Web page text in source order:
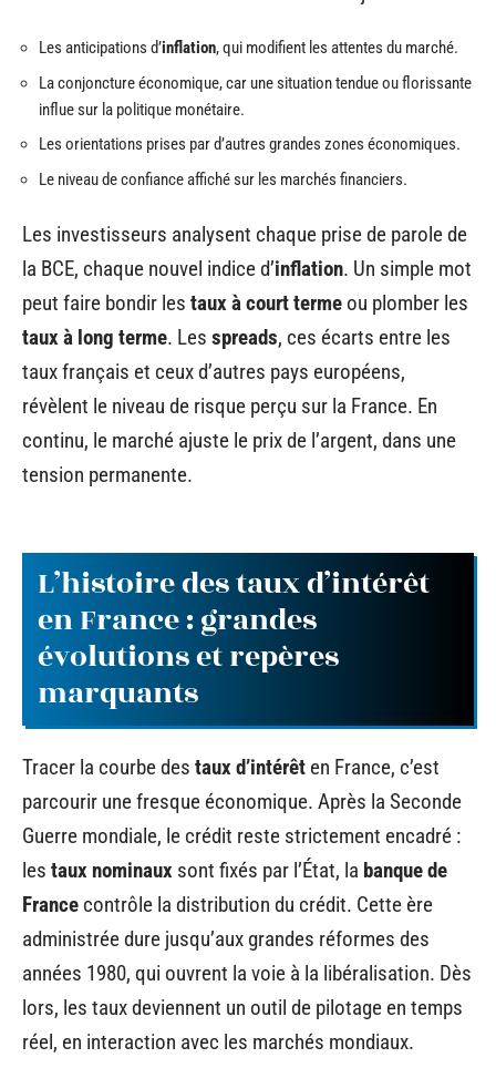
Les anticipations d’inflation, qui modifient les attentes du marché.
La conjoncture économique, car une situation tendue ou florissante
influe sur la politique monétaire.
Les orientations prises par d’autres grandes zones économiques.
Le niveau de confiance affiché sur les marchés financiers.
Les investisseurs analysent chaque prise de parole de
la BCE, chaque nouvel indice d’inflation. Un simple mot
peut faire bondir les taux à court terme ou plomber les
taux à long terme. Les spreads, ces écarts entre les
taux français et ceux d’autres pays européens,
révèlent le niveau de risque perçu sur la France. En
continu, le marché ajuste le prix de l’argent, dans une
tension permanente.
L’histoire des taux d’intérêt
en France : grandes
évolutions et repères
marquants
Tracer la courbe des taux d’intérêt en France, c’est
parcourir une fresque économique. Après la Seconde
Guerre mondiale, le crédit reste strictement encadré :
les taux nominaux sont fixés par l’État, la banque de
France contrôle la distribution du crédit. Cette ère
administrée dure jusqu’aux grandes réformes des
années 1980, qui ouvrent la voie à la libéralisation. Dès
lors, les taux deviennent un outil de pilotage en temps
réel, en interaction avec les marchés mondiaux.